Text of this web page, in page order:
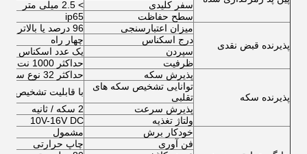
سفر کلیدی
> 2.5 میلی متر
سطح حفاظت
ip65
پذیرنده قبض نقدی
میزان اعتبارسنجی
96 درصد یا بالاتر
درج اسکناس
چهار راه
سپردن
یک عدد اسکناس
ظرفیت
حداکثر 1000 نت
پذیرنده سکه
پذیرش سکه
حداکثر 32 نوع سکه در کانال 2*16 یا 1*32
توانایی تشخیص سکه های
تقلبی
با قابلیت تشخیص
پذیرش سرعت
2 سکه / ثانیه
ولتاژ تغذیه
10V-16V DC
خودکار برش
مشمول
فن آوری
چاپ حرارتی